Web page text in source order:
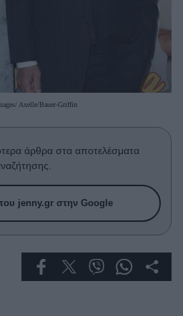
Axelle/Bauer-Griffin
άρθρα στα αποτελέσματα
jenny.gr στην Google